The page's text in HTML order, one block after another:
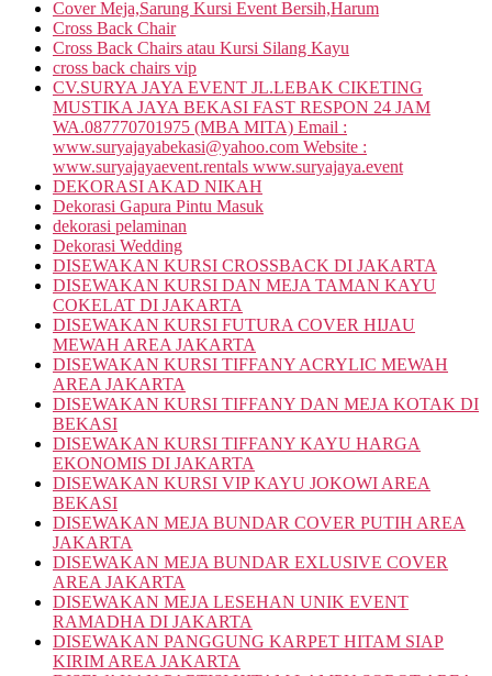
Cover Meja,Sarung Kursi Event Bersih,Harum
Cross Back Chair
Cross Back Chairs atau Kursi Silang Kayu
cross back chairs vip
CV.SURYA JAYA EVENT JL.LEBAK CIKETING
MUSTIKA JAYA BEKASI FAST RESPON 24 JAM
WA.087770701975 (MBA MITA) Email :
www.suryajayabekasi@yahoo.com Website :
www.suryajayaevent.rentals www.suryajaya.event
DEKORASI AKAD NIKAH
Dekorasi Gapura Pintu Masuk
dekorasi pelaminan
Dekorasi Wedding
DISEWAKAN KURSI CROSSBACK DI JAKARTA
DISEWAKAN KURSI DAN MEJA TAMAN KAYU
COKELAT DI JAKARTA
DISEWAKAN KURSI FUTURA COVER HIJAU
MEWAH AREA JAKARTA
DISEWAKAN KURSI TIFFANY ACRYLIC MEWAH
AREA JAKARTA
DISEWAKAN KURSI TIFFANY DAN MEJA KOTAK DI
BEKASI
DISEWAKAN KURSI TIFFANY KAYU HARGA
EKONOMIS DI JAKARTA
DISEWAKAN KURSI VIP KAYU JOKOWI AREA
BEKASI
DISEWAKAN MEJA BUNDAR COVER PUTIH AREA
JAKARTA
DISEWAKAN MEJA BUNDAR EXLUSIVE COVER
AREA JAKARTA
DISEWAKAN MEJA LESEHAN UNIK EVENT
RAMADHA DI JAKARTA
DISEWAKAN PANGGUNG KARPET HITAM SIAP
KIRIM AREA JAKARTA